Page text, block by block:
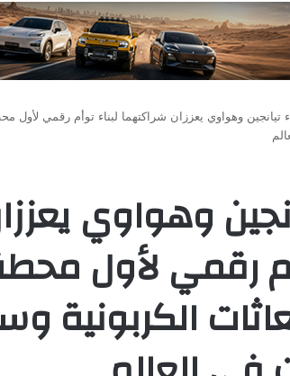
تيانجين وهواوي يعززان شراكتهما لبناء توأم رقمي لأول
وهواوي
رقمي لأول
الكربونية